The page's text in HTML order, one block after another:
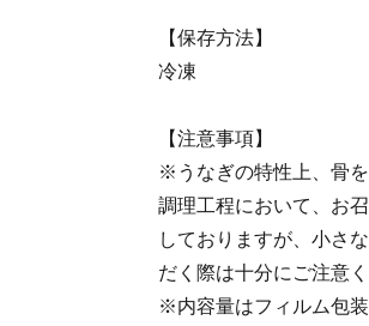
【保存方法】
冷凍
【注意事項】
※うなぎの特性上、骨
調理工程において、お
しておりますが、小さ
だく際は十分にご注意く
※内容量はフィルム包装